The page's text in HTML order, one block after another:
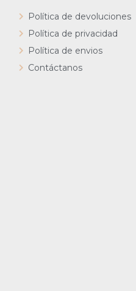
Política de devoluciones
Política de privacidad
Política de envios
Contáctanos